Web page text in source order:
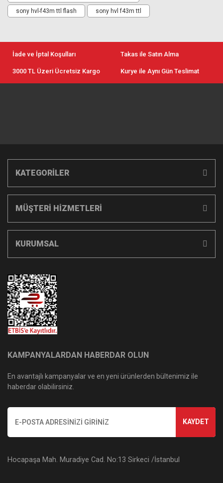
sony hvl-f43m ttl flash sony hvl f43m ttl
İade ve İptal Koşulları Takas ile Satın Alma
3000 TL Üzeri Ücretsiz Kargo Kurye ile Aynı Gün Teslimat
KATEGORİLER
MÜŞTERİ HİZMETLERİ
KURUMSAL
KAMPANYALARDAN HABERDAR OLUN
En avantajlı kampanyalar ve en yeni ürünlerden bültenimiz ile
haberdar olabilirsiniz.
KAYDET
Hocapaşa Mah. Muradiye Cad. No:13 Sirkeci /İstanbul